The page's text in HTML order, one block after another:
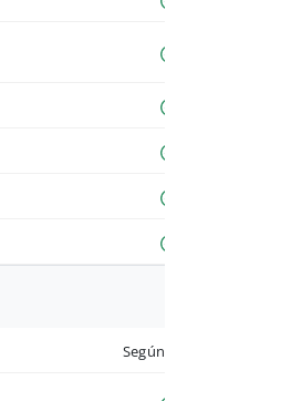
Según cuenta